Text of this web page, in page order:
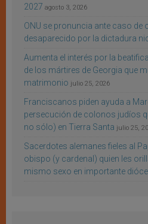
2027 agosto 3, 2026
ONU se pronuncia ante caso de
desaparecido por la dictadura
Aumenta el interés por la
de los mártires de Georgia que
matrimonio julio 25, 2026
Franciscanos piden ayuda a
persecución de colonos judíos
no sólo) en Tierra Santa julio 25,
Sacerdotes alemanes fieles al
obispo (y cardenal) quien les
mismo sexo en importante